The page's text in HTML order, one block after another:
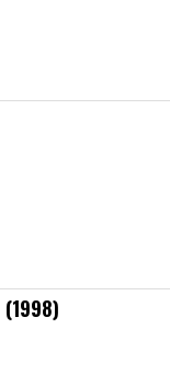
(1998)